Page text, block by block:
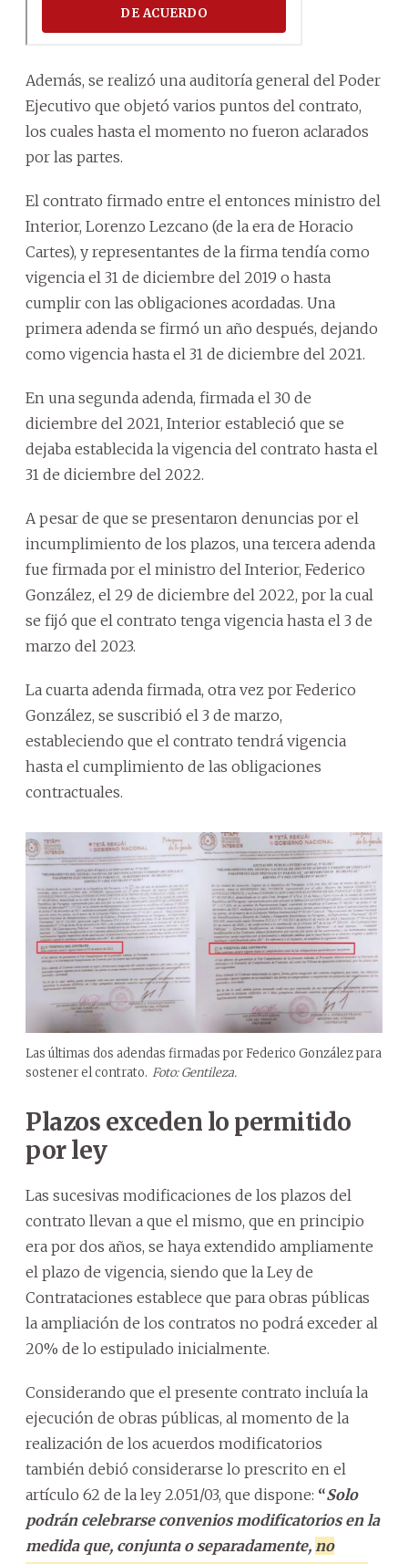
Además, se realizó una auditoría general del Poder
Ejecutivo que objetó varios puntos del contrato,
los cuales hasta el momento no fueron aclarados
por las partes.
El contrato firmado entre el entonces ministro del
Interior, Lorenzo Lezcano (de la era de Horacio
Cartes), y representantes de la firma tendía como
vigencia el 31 de diciembre del 2019 o hasta
cumplir con las obligaciones acordadas. Una
primera adenda se firmó un año después, dejando
como vigencia hasta el 31 de diciembre del 2021.
En una segunda adenda, firmada el 30 de
diciembre del 2021, Interior estableció que se
dejaba establecida la vigencia del contrato hasta el
31 de diciembre del 2022.
A pesar de que se presentaron denuncias por el
incumplimiento de los plazos, una tercera adenda
fue firmada por el ministro del Interior, Federico
González, el 29 de diciembre del 2022, por la cual
se fijó que el contrato tenga vigencia hasta el 3 de
marzo del 2023.
La cuarta adenda firmada, otra vez por Federico
González, se suscribió el 3 de marzo,
estableciendo que el contrato tendrá vigencia
hasta el cumplimiento de las obligaciones
contractuales.
Las últimas dos adendas firmadas por Federico González para
sostener el contrato. Foto: Gentileza.
Plazos exceden lo permitido
por ley
Las sucesivas modificaciones de los plazos del
contrato llevan a que el mismo, que en principio
era por dos años, se haya extendido ampliamente
el plazo de vigencia, siendo que la Ley de
Contrataciones establece que para obras públicas
la ampliación de los contratos no podrá exceder al
20% de lo estipulado inicialmente.
Considerando que el presente contrato incluía la
ejecución de obras públicas, al momento de la
realización de los acuerdos modificatorios
también debió considerarse lo prescrito en el
artículo 62 de la ley 2.051/03, que dispone: “Solo
podrán celebrarse convenios modificatorios en la
medida que, conjunta o separadamente, no